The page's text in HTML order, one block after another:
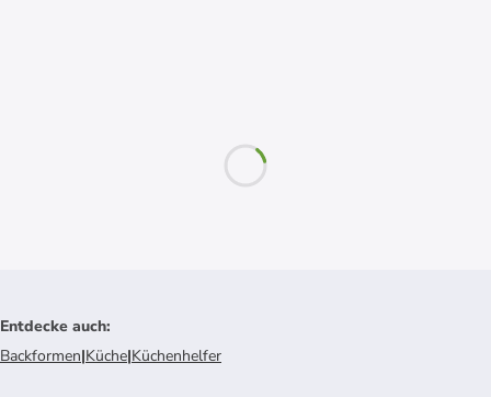
Entdecke auch:
Backformen|Küche|Küchenhelfer